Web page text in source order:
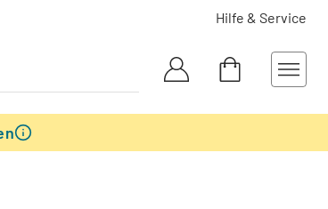
Hilfe & Service